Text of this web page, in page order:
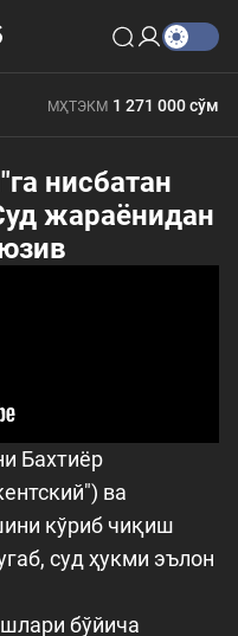
412 000 сўм
МҲТЭКМ 1 271 000 сўм
нисбатан
жараёнидан
Бахтиёр
ва
кўриб чиқиш
суд ҳукми эълон
бўйича